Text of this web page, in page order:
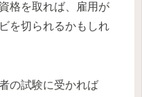
格を取れば、雇用が
を切られるかもしれ
の試験に受かれば